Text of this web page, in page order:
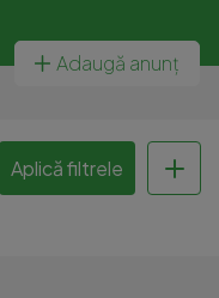
Adaugă anunț
Aplică filtrele